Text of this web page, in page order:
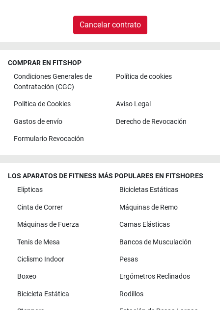
Cancelar contrato
COMPRAR EN FITSHOP
Condiciones Generales de
Contratación (CGC)
Política de cookies
Política de Cookies Aviso Legal
Gastos de envío Derecho de Revocación
Formulario Revocación
LOS APARATOS DE FITNESS MÁS POPULARES EN FITSHOP.ES
Elípticas
Bicicletas Estáticas
Cinta de Correr Máquinas de Remo
Máquinas de Fuerza Camas Elásticas
Tenis de Mesa Bancos de Musculación
Ciclismo Indoor Pesas
Boxeo Ergómetros Reclinados
Bicicleta Estática Rodillos